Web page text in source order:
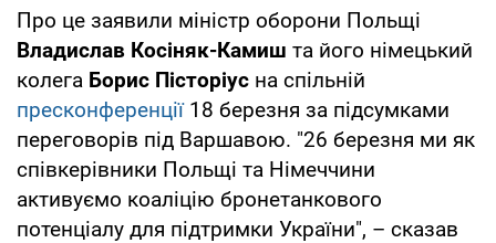
Про це заявили міністр оборони Польщі
Владислав Косіняк-Камиш та його німецький
колега Борис Пісторіус на спільній
пресконференції18 березня за підсумками
переговорів під Варшавою. "26 березня ми як
співкерівники Польщі та Німеччини
активуємо коаліцію бронетанкового
потенціалу для підтримки України", – сказав